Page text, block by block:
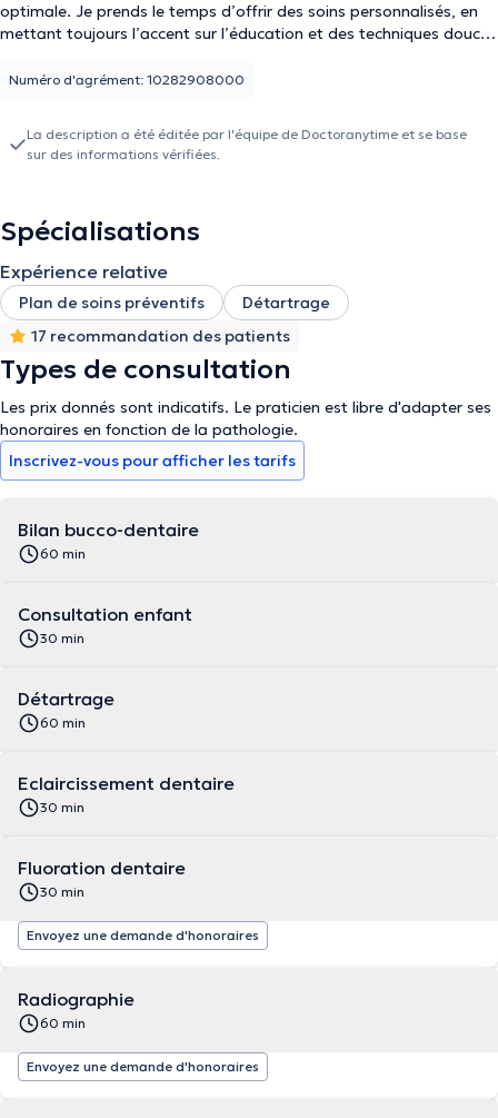
optimale. Je prends le temps d’offrir des soins personnalisés, en
mettant toujours l’accent sur l’éducation et des techniques douces
n’est pas seulement de soigner, mais aussi de donner à chaque
Numéro d'agrément: 10282908000
La description a été éditée par l'équipe de Doctoranytime et se base
sur des informations vérifiées.
Spécialisations
Expérience relative
Plan de soins préventifs
Détartrage
17 recommandation des patients
Types de consultation
Les prix donnés sont indicatifs. Le praticien est libre d'adapter ses
honoraires en fonction de la pathologie.
Inscrivez-vous pour afficher les tarifs
Bilan bucco-dentaire
60 min
Consultation enfant
30 min
Détartrage
60 min
Eclaircissement dentaire
30 min
Fluoration dentaire
30 min
Envoyez une demande d'honoraires
Radiographie
60 min
Envoyez une demande d'honoraires